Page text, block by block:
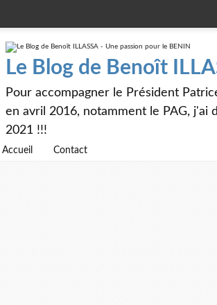
Le Blog de Benoît
Pour accompagner le Président
en avril 2016, notamment le PAG, j'ai
2021 !!!
Accueil Contact